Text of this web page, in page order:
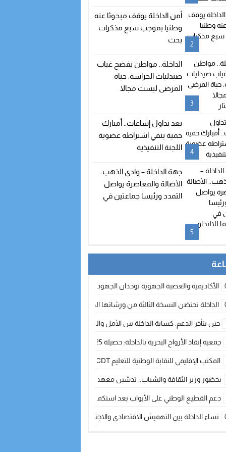
2
أمن الداخلة يوقف مبحوثا عنه
وطنيا بموجب سبع مذكرات
بحث
3
الداخلة.. مواطن يفضح غياب
صيدليات الحراسة: حياة
المرضى ليست مجالا
4
بعد تداول إشاعات.. أمبارك
حمية ينفي اشتراطه عضوية
اللجنة التنفيذية
5
جهة الداخلة – وادي الذهب..
الأصالة والمعاصرة يواصل
التمدد ورئيسا جماعتين في
الأكاديمية والعصبة الجهوية توحدان الجهود لتطوير الممارسة الكروية بجهة
الداخلة تحتضن النسخة الثالثة من ورشاتها الدولية: تكوين متخصص في التراث
حين يتأخر الدعم: كسابة الداخلة بين الأمل والقلق ؟
جمعية إنقاذ الأرواح البحرية بالداخلة: حصيلة 2025 بين مهام الإنقاذ ومشروع “دار البحار”
المكتب الإقليمي للنقابة الوطنية للتعليم CDT يجتمع مع المدير الإقليمي لمناقشة ملفات جوهرية لنساء ورجال التعليم
بحضور وزير الثقافة والشباب.. تدشين معهد الموسيقى والفنون الكوريغرافية بالداخلة
دعم القطيع الوطني على الأبواب بعد استكمال الترقيم… الفلاحة المغربية
نساء الداخلة بين التهميش الاقتصادي والاجتماعي… في المؤسسات الإنتاجية